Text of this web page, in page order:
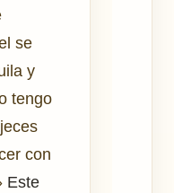
se
y
tengo
con
Este